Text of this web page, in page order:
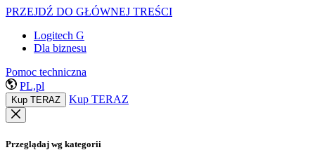
PRZEJDŹ DO GŁÓWNEJ TREŚCI
Logitech G
Dla biznesu
Pomoc techniczna
PL,pl
Kup TERAZ Kup TERAZ
Przeglądaj wg kategorii